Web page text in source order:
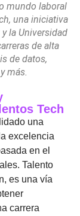
mundo laboral
una iniciativa
la Universidad
de alta
de datos,
más.
Tech
una
excelencia
en el
Talento
es una vía
carrera